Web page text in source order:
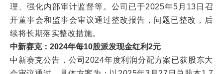
理、强化内部审计监督等。公司已于2025年5月13日召
开董事会和监事会审议通过整改报告，问题已整改，后
续将长期落实整改措施。
中新赛克：2024年每10股派发现金红利2元
中新赛克公告，公司2024年度利润分配方案已获股东大